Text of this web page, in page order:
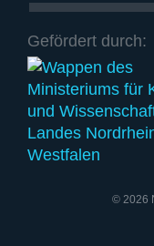
Gefördert durch:
© 2026